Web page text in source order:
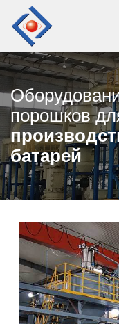
порошков
батарей